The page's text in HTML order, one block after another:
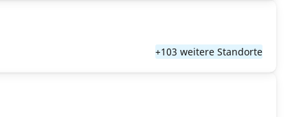
+103 weitere Standorte